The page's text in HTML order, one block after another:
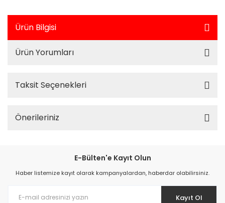
Ürün Bilgisi
Ürün Yorumları
Taksit Seçenekleri
Önerileriniz
E-Bülten'e Kayıt Olun
Haber listemize kayıt olarak kampanyalardan, haberdar olabilirsiniz.
Kayıt Ol